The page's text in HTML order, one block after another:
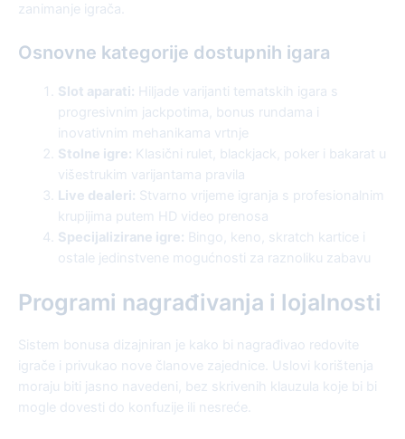
zanimanje igrača.
Osnovne kategorije dostupnih igara
Slot aparati: Hiljade varijanti tematskih igara s
progresivnim jackpotima, bonus rundama i
inovativnim mehanikama vrtnje
Stolne igre: Klasični rulet, blackjack, poker i bakarat u
višestrukim varijantama pravila
Live dealeri: Stvarno vrijeme igranja s profesionalnim
krupijima putem HD video prenosa
Specijalizirane igre: Bingo, keno, skratch kartice i
ostale jedinstvene mogućnosti za raznoliku zabavu
Programi nagrađivanja i lojalnosti
Sistem bonusa dizajniran je kako bi nagrađivao redovite
igrače i privukao nove članove zajednice. Uslovi korištenja
moraju biti jasno navedeni, bez skrivenih klauzula koje bi bi
mogle dovesti do konfuzije ili nesreće.